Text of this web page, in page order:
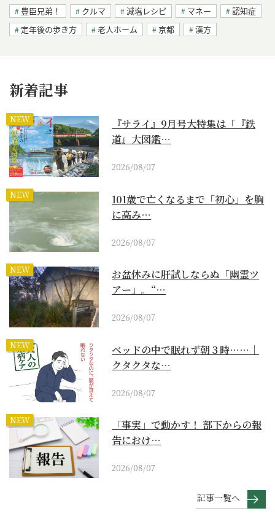
豊臣兄弟！ クルマ 減塩レシピ マネー
認知症
定年後の歩き方
老人ホーム 京都 漢方
新着記事
NEW
『サライ』9月号大特集は「『鉄
道』大図鑑…
2026/08/07
NEW
101歳で亡くなるまで「初心」を胸
に高み…
2026/08/07
NEW
お盆休みに肝試しならぬ「幽霊ツ
アー」。“…
2026/08/07
NEW
ベッドの中で眠れず朝３時……｜
クタクタな…
2026/08/07
NEW
「事実」で動かす！ 部下からの報
告におけ…
2026/08/07
記事一覧へ